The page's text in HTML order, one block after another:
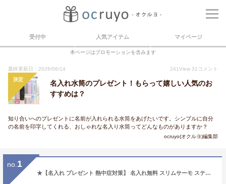
受付中 人気アイテム マイページ
本ページはプロモーションを含みます
最終更新日：2026/06/14 241View 31 コメント
決定
名入れ水筒のプレゼント！もらって嬉しい人気のお
すすめは？
知り合いへのプレゼントに名前が入れられる水筒をあげたいです。シンプルに自分
の名前を印字してくれる、おしゃれな名入り水筒ってどんなものがありますか？
ocruyo(オクルヨ)編集部
no. 1
★【名入れ プレゼント 熱中症対策】 名入れ無料 スリムサーモ ステンレスボトル 500ml 5色 父の日 プレゼント ブラック/ネイビー/ホワイト/ベージュ/スモークブルー 保冷保温 魔法瓶構造 二重構造 名入れ水筒 名入れケータイマグ オリジナル おすすめ 即日可 Ver2